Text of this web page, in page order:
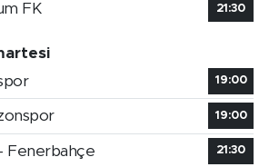
FK
21:30
19:00
19:00
Fenerbahçe 21:30